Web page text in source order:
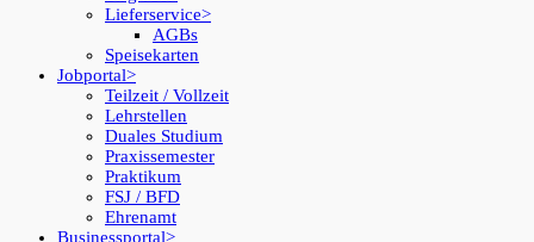
Lieferservice
AGBs
Speisekarten
Jobportal
Teilzeit / Vollzeit
Lehrstellen
Duales Studium
Praxissemester
Praktikum
FSJ / BFD
Ehrenamt
Businessportal